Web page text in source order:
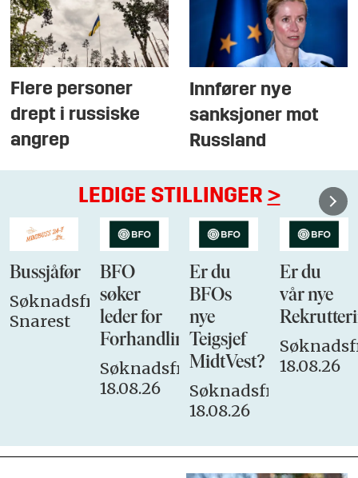
Flere personer
drept i russiske
angrep
Innfører nye
sanksjoner mot
Russland
LEDIGE STILLINGER >
Bussjåfør
Søknadsfrist:
Snarest
BFO
søker
leder for
Forhandlingsutvalget
Søknadsfrist:
18.08.26
Er du
BFOs
nye
Teigsjef
MidtVest?
Søknadsfrist:
18.08.26
Er du
vår nye
18.08.26